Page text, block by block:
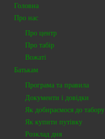
Головна
Про нас
Про центр
Про табір
Вожаті
Батькам
Програма та правила
Документи і довідки
Як добираємося до табору
Як купити путівку
Розклад дня